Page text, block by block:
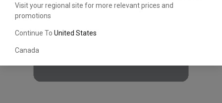
Visit your regional site for more relevant prices and
promotions
Continue To United States
Canada